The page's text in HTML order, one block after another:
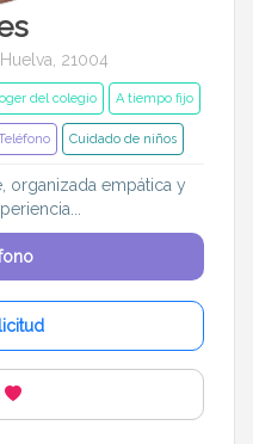
21004
del colegio A tiempo fijo
Cuidado de niños
organizada empática y